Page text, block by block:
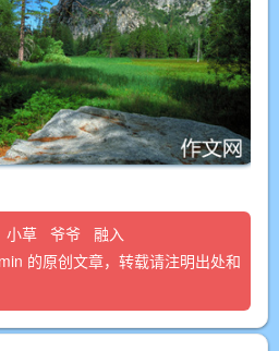
小草 爷爷
融入
的原创文章，转载请注明出处和